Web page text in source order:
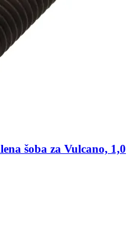
šoba za Vulcano, 1,0